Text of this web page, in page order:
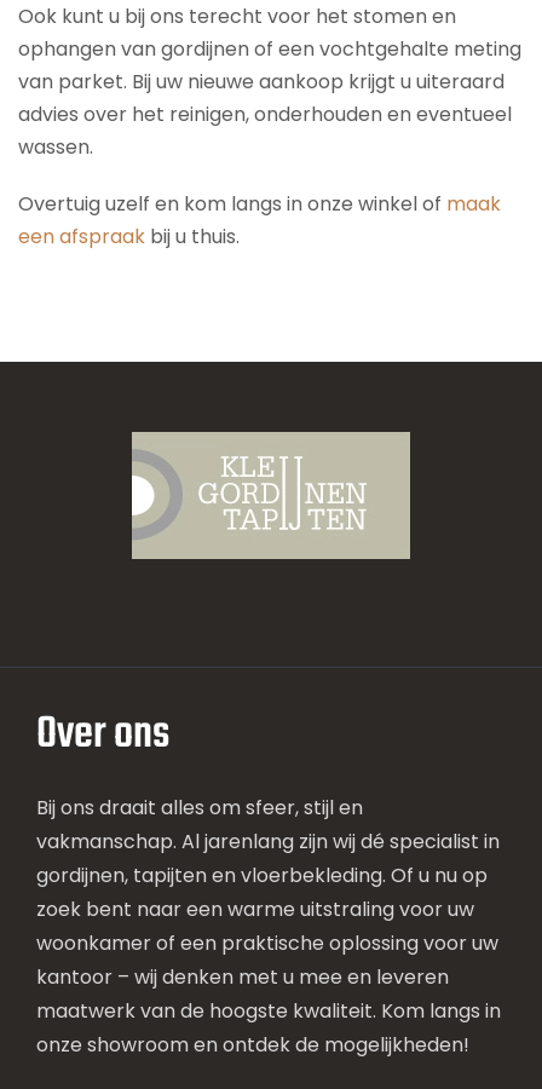
Ook kunt u bij ons terecht voor het stomen en
ophangen van gordijnen of een vochtgehalte meting
van parket. Bij uw nieuwe aankoop krijgt u uiteraard
advies over het reinigen, onderhouden en eventueel
wassen.
Overtuig uzelf en kom langs in onze winkel of maak
een afspraak bij u thuis.
Over ons
Bij ons draait alles om sfeer, stijl en
vakmanschap. Al jarenlang zijn wij dé specialist in
gordijnen, tapijten en vloerbekleding. Of u nu op
zoek bent naar een warme uitstraling voor uw
woonkamer of een praktische oplossing voor uw
kantoor – wij denken met u mee en leveren
maatwerk van de hoogste kwaliteit. Kom langs in
onze showroom en ontdek de mogelijkheden!